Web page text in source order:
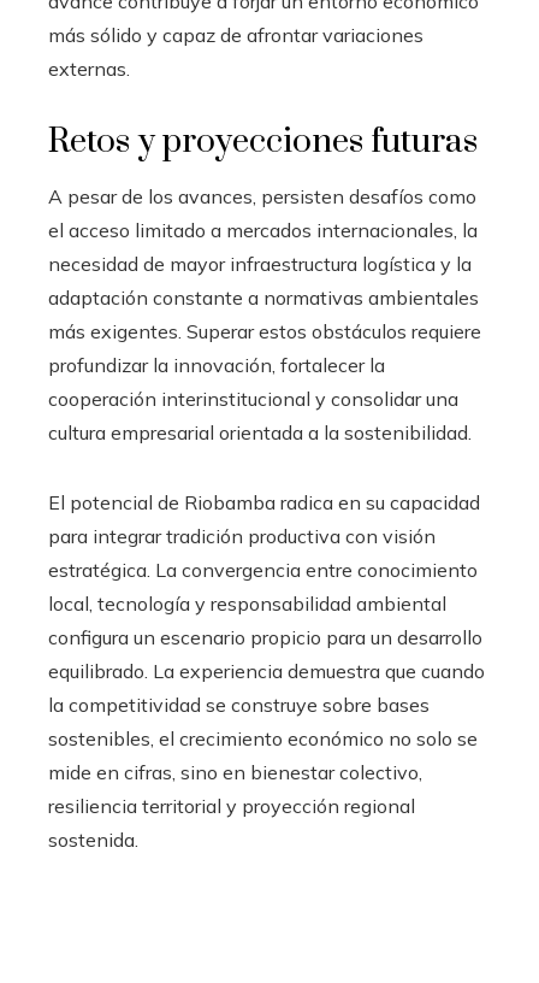
más sólido y capaz de afrontar variaciones
externas.
Retos y proyecciones futuras
A pesar de los avances, persisten desafíos como
el acceso limitado a mercados internacionales, la
necesidad de mayor infraestructura logística y la
adaptación constante a normativas ambientales
más exigentes. Superar estos obstáculos requiere
profundizar la innovación, fortalecer la
cooperación interinstitucional y consolidar una
cultura empresarial orientada a la sostenibilidad.
El potencial de Riobamba radica en su capacidad
para integrar tradición productiva con visión
estratégica. La convergencia entre conocimiento
local, tecnología y responsabilidad ambiental
configura un escenario propicio para un desarrollo
equilibrado. La experiencia demuestra que cuando
la competitividad se construye sobre bases
sostenibles, el crecimiento económico no solo se
mide en cifras, sino en bienestar colectivo,
resiliencia territorial y proyección regional
sostenida.